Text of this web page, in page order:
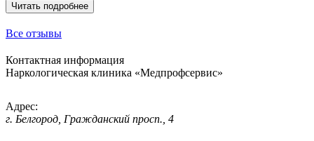
Читать подробнее
Все отзывы
Контактная информация
Наркологическая клиника «Медпрофсервис»
Адрес:
г. Белгород, Гражданский просп., 4